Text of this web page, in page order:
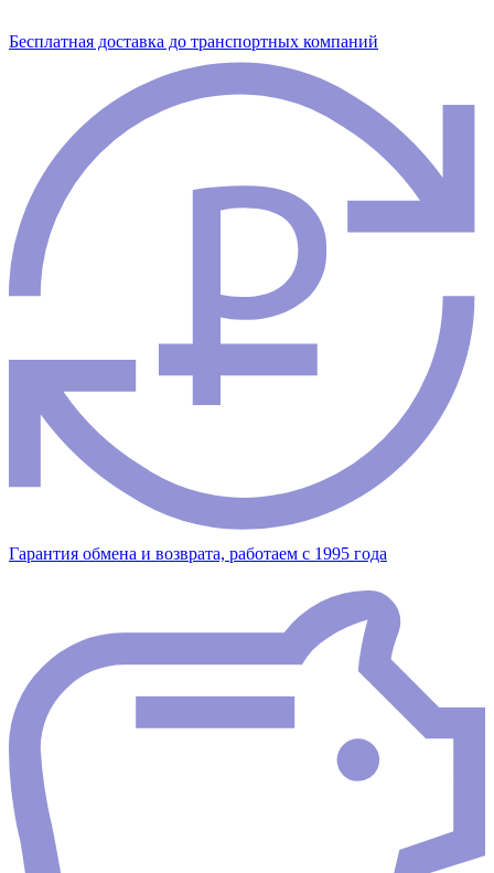
Бесплатная доставка до транспортных компаний
Гарантия обмена и возврата, работаем с 1995 года